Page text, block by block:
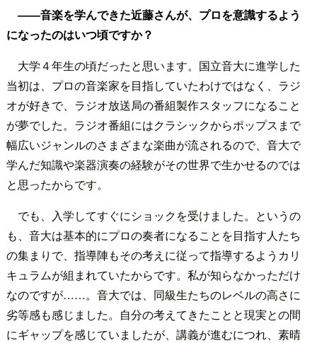
――音楽を学んできた近藤さんが、プロを意識するよう
になったのはいつ頃ですか？
大学４年生の頃だったと思います。国立音大に進学した
当初は、プロの音楽家を目指していたわけではなく、ラジ
オが好きで、ラジオ放送局の番組製作スタッフになること
が夢でした。ラジオ番組にはクラシックからポップスまで
幅広いジャンルのさまざまな楽曲が流されるので、音大で
学んだ知識や楽器演奏の経験がその世界で生かせるのでは
と思ったからです。
でも、入学してすぐにショックを受けました。というの
も、音大は基本的にプロの奏者になることを目指す人たち
の集まりで、指導陣もその考えに従って指導するようカリ
キュラムが組まれていたからです。私が知らなかっただけ
なのですが……。音大では、同級生たちのレベルの高さに
劣等感も感じました。自分の考えてきたことと現実との間
にギャップを感じていましたが、講義が進むにつれ、素晴